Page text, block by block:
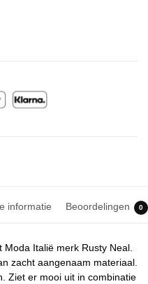
informatie Beoordelingen 0
Moda Italië merk Rusty Neal.
zacht aangenaam materiaal.
Ziet er mooi uit in combinatie